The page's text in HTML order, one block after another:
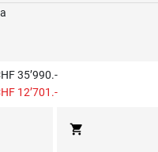
35’990.-
12’701.-
shopping_cart